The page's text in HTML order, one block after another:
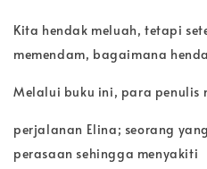
Kita hendak meluah, tetapi
memendam, bagaimana
Melalui buku ini, para penulis
perjalanan Elina; seorang
perasaan sehingga menyakiti